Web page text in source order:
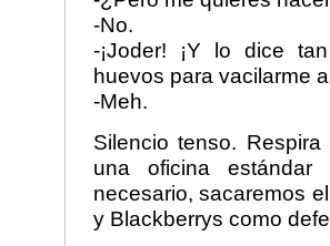
-No.
-¡Joder! ¡Y lo dice
huevos para vacilarme
-Meh.
Silencio tenso.
una oficina
necesario, sacaremos
y Blackberrys como